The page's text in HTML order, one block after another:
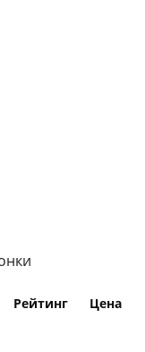
Рейтинг Цена